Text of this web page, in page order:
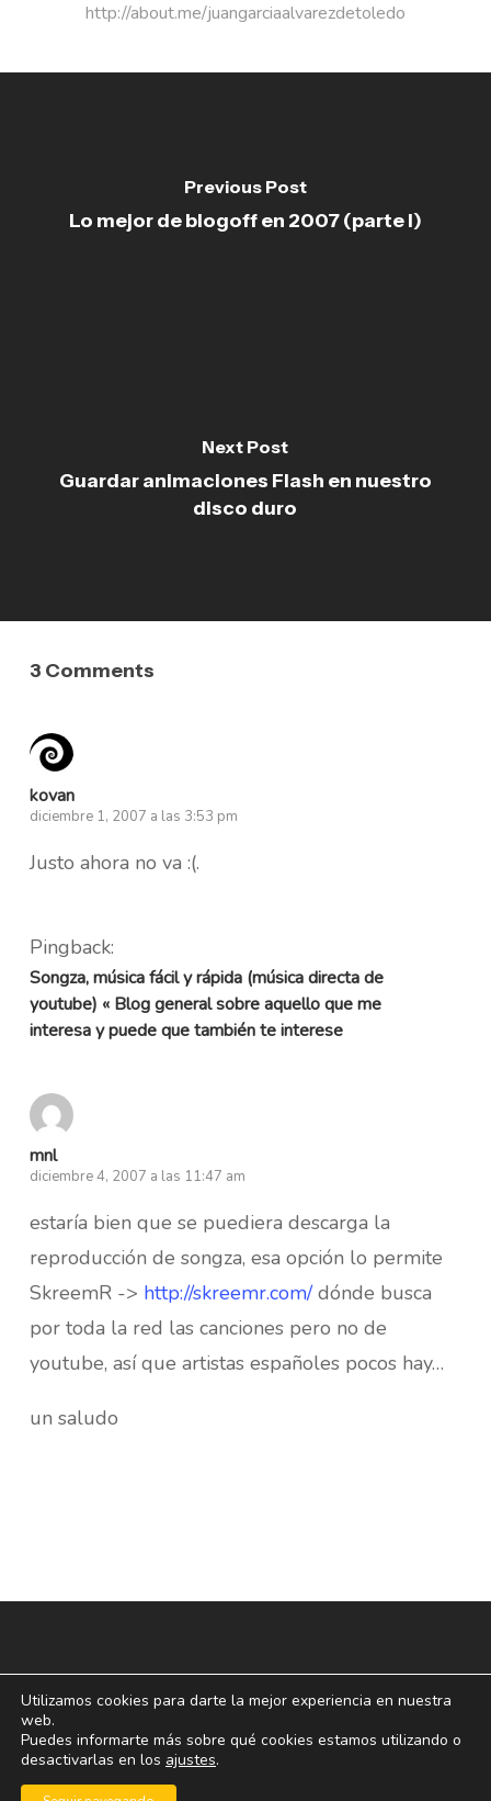
http://about.me/juangarciaalvarezdetoledo
Previous Post
Lo mejor de blogoff en 2007 (parte I)
Next Post
Guardar animaciones Flash en nuestro
disco duro
3 Comments
kovan
diciembre 1, 2007 a las 3:53 pm
Justo ahora no va :(.
Pingback:
Songza, música fácil y rápida (música directa de
youtube) « Blog general sobre aquello que me
interesa y puede que también te interese
mnl
diciembre 4, 2007 a las 11:47 am
estaría bien que se puediera descarga la
reproducción de songza, esa opción lo permite
SkreemR -> http://skreemr.com/dónde busca
por toda la red las canciones pero no de
youtube, así que artistas españoles pocos hay…
un saludo
Utilizamos cookies para darte la mejor experiencia en nuestra
web.
Puedes informarte más sobre qué cookies estamos utilizando o
desactivarlas en los ajustes.